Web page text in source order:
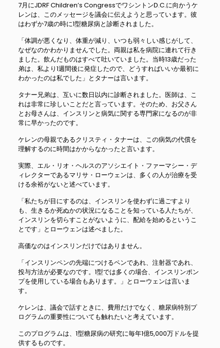
7月にJDRF Children’s CongressでワシントンD.C.に向かうケ
レンは、このメッセージを議会に伝えようと思っています。彼
はわずか7歳の時に1型糖尿病と診断されました。
「体調が悪くなり、体重が減り、いつも弱々しい感じがして、
なぜなのかわかりませんでした。両親は私を病院に連れて行き
ました。飲んだものはすべて吐いていました。当時13歳だった
弟は、私より1週間後に発症したので、どうすればいいか最初に
わかったのは私でした」とタナーは言います。
タナー兄弟は、互いに数日以内に診断されました。医師は、こ
れは非常に珍しいことだと言っています。そのため、お父さん
とお母さんは、インスリンと病気に関する専門家になるのが非
常に早かったのです。
ケレンの母親であるクリスティ・タナーは、この病気の代償を
理解するのに時間はかからなかったと言います。
実際、エル・リオ・ヘルスのアソシエイト・ファーマシー・デ
ィレクターであるマリサ・ローウェンは、多くの人が治療を受
ける余裕がないと述べています。
「私たちが目にするのは、インスリンを使わずに過ごすより
も、生きるか死ぬかの状況になることを知っている人たちが、
インスリンを切らすことがないように、配給を始めるというこ
とです」とローウェンは述べました。
高価なのはインスリンだけではありません。
「インスリンペンの先端につけるペンであれ、注射器であれ、
投与方法が必要なのです。1型では多くの場合、インスリンポン
プを使用している場合もあります。」とローウェンは言いま
す。
ケレンは、議会で話すときに、費用だけでなく、糖尿病特別プ
ログラムの重要性についても触れたいと考えています。
このプログラムは、1型糖尿病の研究に毎年1億5,000万ドルを提
供するものです。